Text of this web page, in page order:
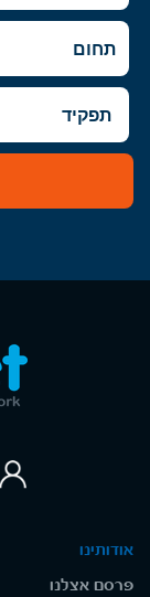
אודותינו
פרסם אצלנו